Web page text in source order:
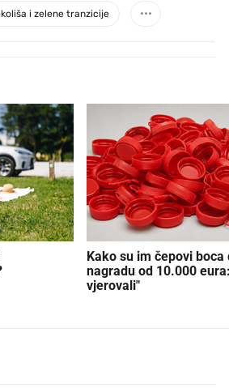
i zelene tranzicije
Kako su im čepovi boca
nagradu od 10.000
vjerovali"